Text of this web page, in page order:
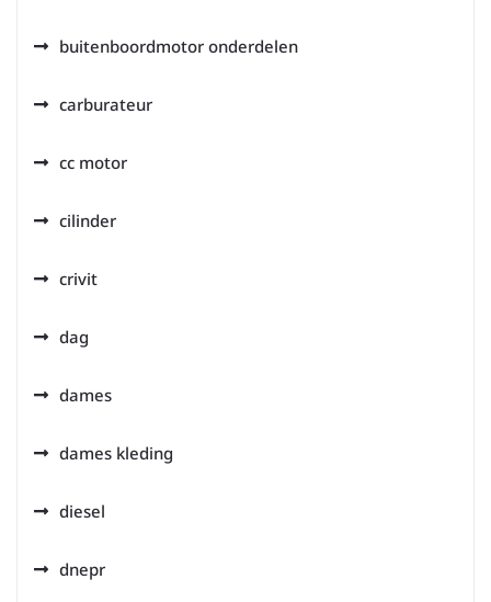
buitenboordmotor onderdelen
carburateur
cc motor
cilinder
crivit
dag
dames
dames kleding
diesel
dnepr